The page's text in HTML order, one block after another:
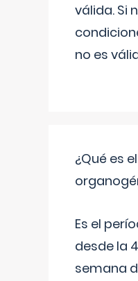
válida. Si
no es
¿Qué es
Es el
desde la
semana